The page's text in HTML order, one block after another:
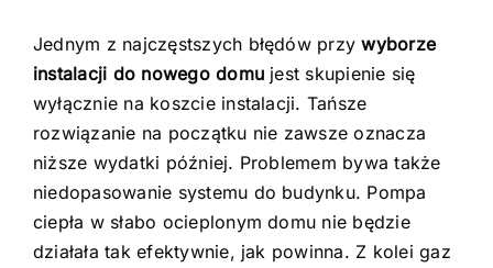
Jednym z najczęstszych błędów przywyborze
instalacji do nowego domu jest skupienie się
wyłącznie na koszcie instalacji. Tańsze
rozwiązanie na początku nie zawsze oznacza
niższe wydatki później. Problemem bywa także
niedopasowanie systemu do budynku. Pompa
ciepła w słabo ocieplonym domu nie będzie
działała tak efektywnie, jak powinna. Z kolei gaz